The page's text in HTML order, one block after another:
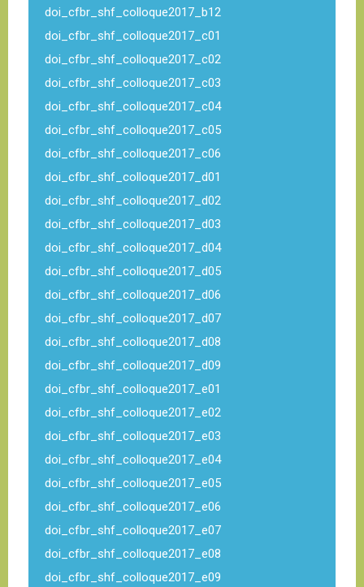
doi_cfbr_shf_colloque2017_b12
doi_cfbr_shf_colloque2017_c01
doi_cfbr_shf_colloque2017_c02
doi_cfbr_shf_colloque2017_c03
doi_cfbr_shf_colloque2017_c04
doi_cfbr_shf_colloque2017_c05
doi_cfbr_shf_colloque2017_c06
doi_cfbr_shf_colloque2017_d01
doi_cfbr_shf_colloque2017_d02
doi_cfbr_shf_colloque2017_d03
doi_cfbr_shf_colloque2017_d04
doi_cfbr_shf_colloque2017_d05
doi_cfbr_shf_colloque2017_d06
doi_cfbr_shf_colloque2017_d07
doi_cfbr_shf_colloque2017_d08
doi_cfbr_shf_colloque2017_d09
doi_cfbr_shf_colloque2017_e01
doi_cfbr_shf_colloque2017_e02
doi_cfbr_shf_colloque2017_e03
doi_cfbr_shf_colloque2017_e04
doi_cfbr_shf_colloque2017_e05
doi_cfbr_shf_colloque2017_e06
doi_cfbr_shf_colloque2017_e07
doi_cfbr_shf_colloque2017_e08
doi_cfbr_shf_colloque2017_e09